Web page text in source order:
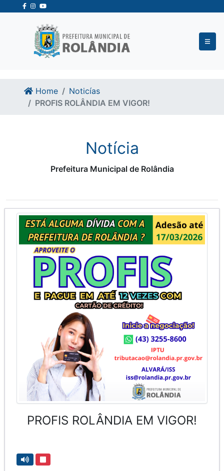
Ir para o conteudo
Ir para o fim do conteudo
Home
Noticías
PROFIS ROLÂNDIA EM VIGOR!
Notícia
Prefeitura Municipal de Rolândia
PROFIS ROLÂNDIA EM VIGOR!